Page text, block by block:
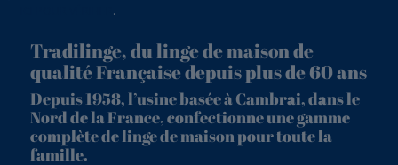
.
Tradilinge, du linge de maison de
qualité Française depuis plus de 60 ans
Depuis 1958, l’usine basée à Cambrai, dans le
Nord de la France, confectionne une gamme
complète de linge de maison pour toute la
famille.